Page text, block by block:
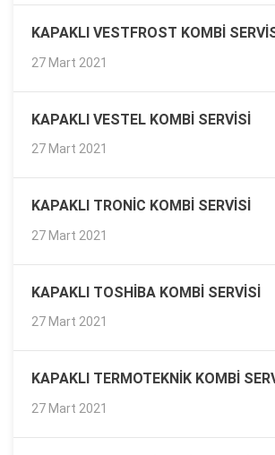
KAPAKLI VESTFROST KOMBI
27 Mart 2021
KAPAKLI VESTEL KOMBI SERVISI
27 Mart 2021
KAPAKLI TRONIC KOMBI SERVISI
27 Mart 2021
KAPAKLI TOSHIBA KOMBI SERVISI
27 Mart 2021
KAPAKLI TERMOTEKNIK KOMBI
27 Mart 2021